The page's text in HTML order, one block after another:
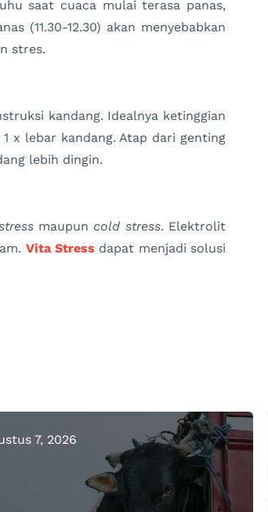
saat cuaca mulai terasa panas,
(11.30-12.30) akan menyebabkan
stres.
kandang. Idealnya ketinggian
x lebar kandang. Atap dari genting
lebih dingin.
maupun cold stress. Elektrolit
Vita Stress dapat menjadi solusi
7, 2026